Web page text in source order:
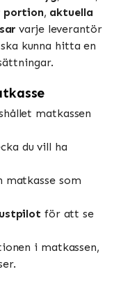
portion, aktuella
varje leverantör
kunna hitta en
matkassen
du vill ha
matkasse som
för att se
i matkassen,